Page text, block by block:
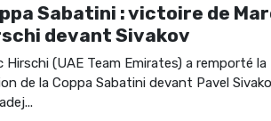
Sabatini : victoire de
devant Sivakov
Hirschi (UAE Team Emirates) a remporté la
de la Coppa Sabatini devant Pavel